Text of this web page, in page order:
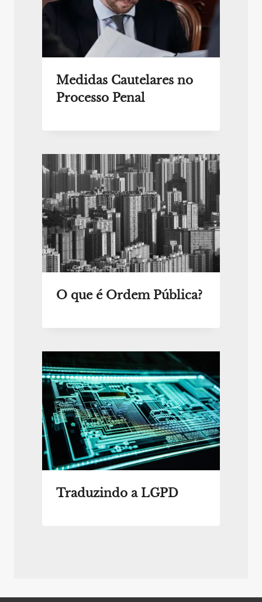
Medidas Cautelares no
Processo Penal
O que é Ordem Pública?
Traduzindo a LGPD